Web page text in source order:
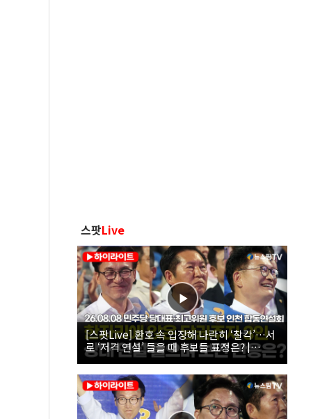
스팟Live
[스팟Live] 환호 속 입장해 나란히 ‘찰칵’…서
로 ‘저격 연설’ 들을 때 후보들 표정은? |
26.08.08 더불어민주당 당대표·최고위원 후
보 인천 합동연설회